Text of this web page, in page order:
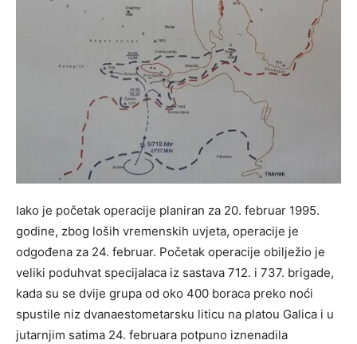
Iako je početak operacije planiran za 20. februar 1995.
godine, zbog loših vremenskih uvjeta, operacije je
odgođena za 24. februar. Početak operacije obilježio je
veliki poduhvat specijalaca iz sastava 712. i 737. brigade,
kada su se dvije grupa od oko 400 boraca preko noći
spustile niz dvanaestometarsku liticu na platou Galica i u
jutarnjim satima 24. februara potpuno iznenadila